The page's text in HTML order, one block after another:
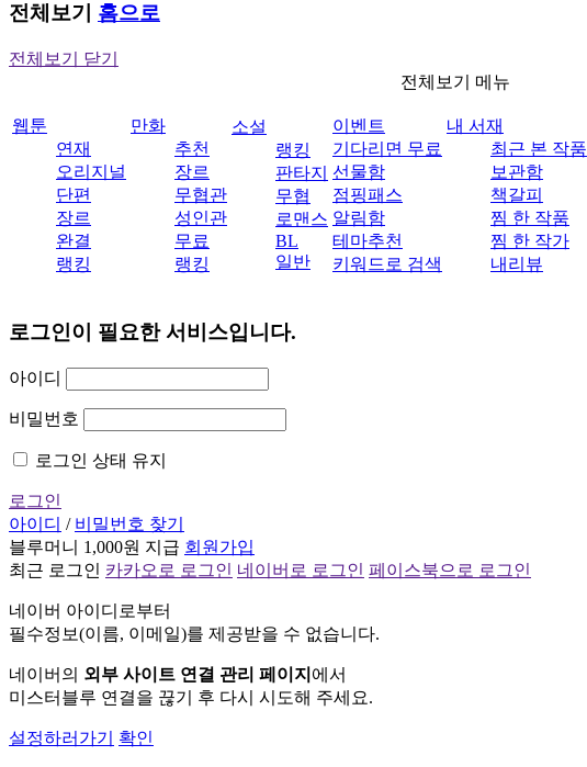
전체보기 홈으로
전체보기 닫기
전체보기 메뉴
웹툰
연재
오리지널
단편
장르
완결
랭킹
만화
추천
장르
무협관
성인관
무료
랭킹
소설
랭킹
판타지
무협
로맨스
BL
일반
이벤트
기다리면 무료
선물함
점핑패스
알림함
테마추천
키워드로 검색
내 서재
최근 본 작품
보관함
책갈피
찜 한 작품
찜 한 작가
내리뷰
로그인이 필요한 서비스입니다.
아이디
비밀번호
로그인 상태 유지
로그인
아이디 / 비밀번호 찾기
블루머니 1,000원 지급 회원가입
최근 로그인 카카오로 로그인 네이버로 로그인 페이스북으로 로그인
네이버 아이디로부터
필수정보(이름, 이메일)를 제공받을 수 없습니다.
네이버의 외부 사이트 연결 관리 페이지 에서
미스터블루 연결을 끊기 후 다시 시도해 주세요.
설정하러가기 확인